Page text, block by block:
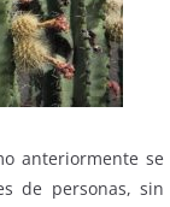
anteriormente se
de personas, sin